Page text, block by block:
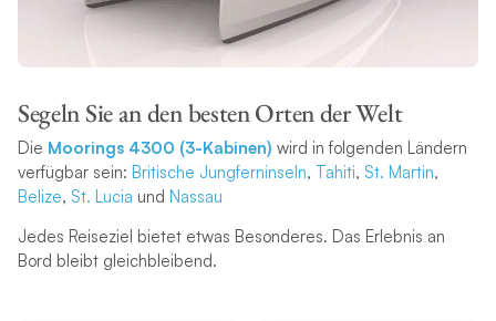
Segeln Sie an den besten Orten der Welt
Die Moorings 4300 (3-Kabinen) wird in folgenden Ländern
verfügbar sein: Britische Jungferninseln, Tahiti, St. Martin,
Belize, St. Lucia und Nassau
Jedes Reiseziel bietet etwas Besonderes. Das Erlebnis an
Bord bleibt gleichbleibend.